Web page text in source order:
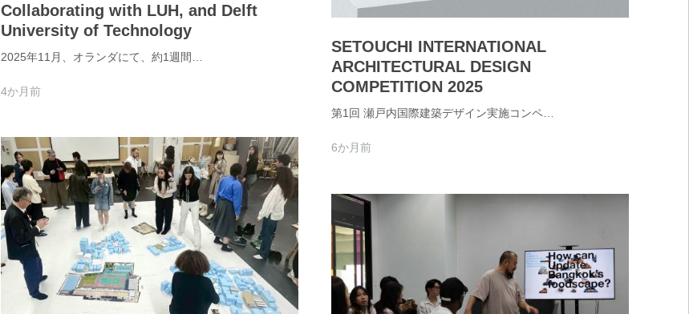
Collaborating with LUH, and Delft
University of Technology
2025年11月、オランダにて、約1週間…
4か月前
SETOUCHI INTERNATIONAL
ARCHITECTURAL DESIGN
COMPETITION 2025
第1回 瀬戸内国際建築デザイン実施コンペ…
6か月前